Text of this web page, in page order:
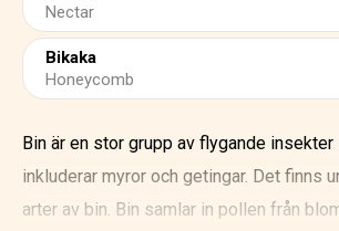
Nectar
Bikaka
Honeycomb
Bin är en stor grupp av flygande insekter
inkluderar myror och getingar. Det finns
arter av bin. Bin samlar in pollen från